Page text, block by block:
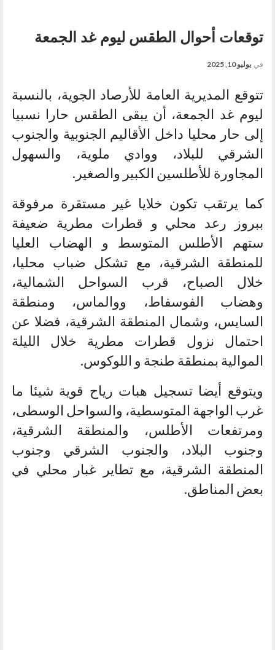
توقعات أحوال الطقس ليوم غد الجمعة
في يوليو 10, 2025
تتوقع المديرية العامة للأرصاد الجوية، بالنسبة
ليوم غد الجمعة، أن يبقى الطقس حارا نسبيا
إلى حار محليا داخل الأقاليم الجنوبية والجنوب
الشرقي للبلاد، ووادي ملوية، والسهول
المجاورة للأطلسين الكبير والصغير.
كما يرتقب تكون خلايا غير مستقرة مرفوقة
ببروز رعد محلي و قطرات مطرية ضعيفة
ستهم الأطلس المتوسط و الهضاب العليا
للمنطقة الشرقية، مع تشكل ضباب محليا،
خلال الصباح، قرب السواحل الشمالية،
وهضاب الفوسفاط، ووالماس، ومنطقة
السايس، وشمال المنطقة الشرقية، فضلا عن
احتمال نزول قطرات مطرية خلال الليلة
الموالية بمنطقة طنجة و اللوكوس.
ويتوقع أيضا تسجيل هبات رياح قوية شيئا ما
غرب الواجهة المتوسطية، والسواحل الوسطى،
ومرتفعات الأطلس، والمنطقة الشرقية،
وجنوب البلاد، والجنوب الشرقي وجنوب
المنطقة الشرقية، مع تطاير غبار محلي في
بعض المناطق.